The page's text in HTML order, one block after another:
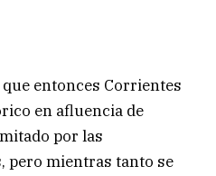
entonces Corrientes
en afluencia de
por las
pero mientras tanto se